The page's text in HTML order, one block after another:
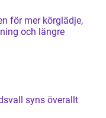
för mer körglädje,
och längre
överallt